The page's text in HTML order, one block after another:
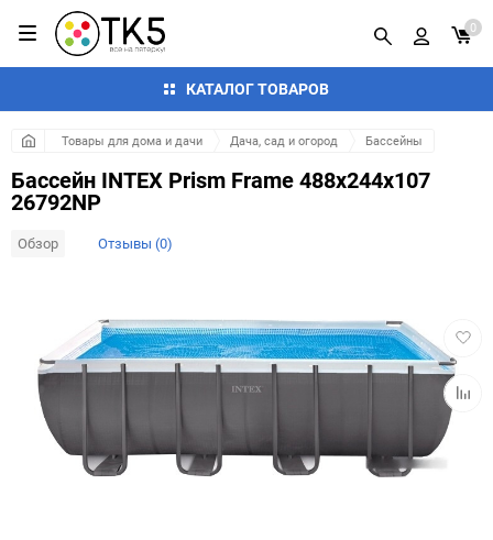
КАТАЛОГ ТОВАРОВ
0
Товары для дома и дачи Дача, сад и огород Бассейны
Бассейн INTEX Prism Frame 488x244x107
26792NP
Обзор Отзывы (0)
в
к